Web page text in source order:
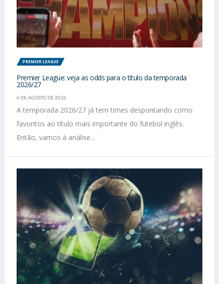
PREMIER LEAGUE
Premier League: veja as odds para o título da temporada
2026/27
6 DE AGOSTO DE 2026
A temporada 2026/27 já tem times despontando como
favoritos ao título mais importante do futebol inglês.
Então, vamos à análise...